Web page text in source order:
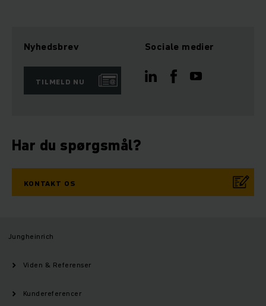
Nyhedsbrev
TILMELD NU
Sociale medier
Har du spørgsmål?
KONTAKT OS
Jungheinrich
Viden & Referenser
Kundereferencer